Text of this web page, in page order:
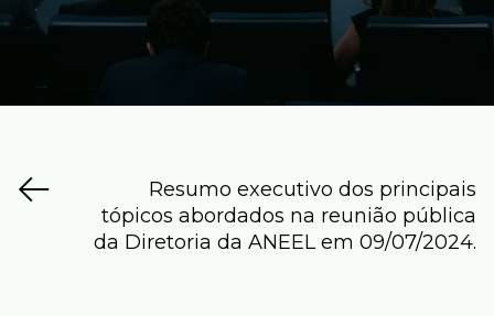
Resumo executivo dos principais
tópicos abordados na reunião pública
da Diretoria da ANEEL em 09/07/2024.